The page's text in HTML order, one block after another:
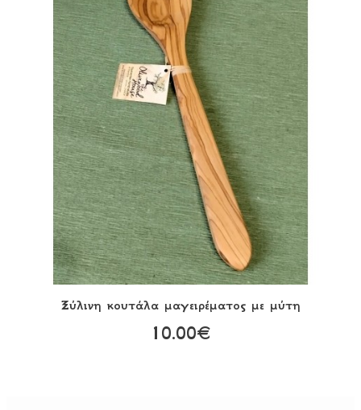
Ξύλινη κουτάλα μαγειρέματος με μύτη
10.00€